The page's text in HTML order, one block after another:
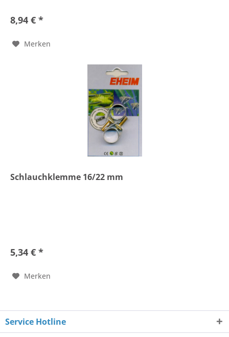
8,94 € *
Merken
Schlauchklemme 16/22 mm
5,34 € *
Merken
Service Hotline